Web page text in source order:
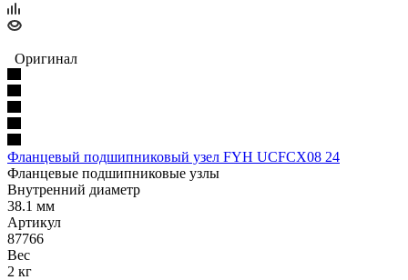
Оригинал
Фланцевый подшипниковый узел FYH UCFCX08 24
Фланцевые подшипниковые узлы
Внутренний диаметр
38.1 мм
Артикул
87766
Вес
2 кг